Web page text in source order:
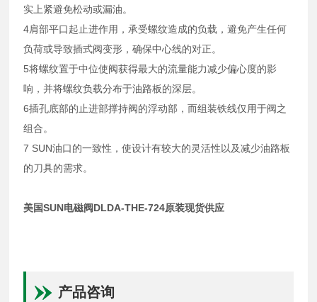
实上紧避免松动或漏油。
4肩部平口起止进作用，承受螺纹造成的负载，避免产生任何
负荷或导致插式阀变形，确保中心线的对正。
5将螺纹置于中位使阀获得最大的流量能力减少偏心度的影
响，并将螺纹负载分布于油路板的深层。
6插孔底部的止进部撑持阀的浮动部，而组装铁线仅用于阀之
组合。
7 SUN油口的一致性，使设计有较大的灵活性以及减少油路板
的刀具的需求。
美国SUN电磁阀DLDA-THE-724原装现货供应
产品咨询